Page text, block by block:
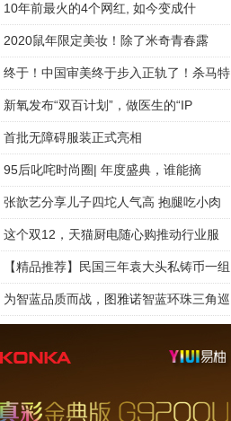
10年前最火的4个网红, 如今变成什
2020鼠年限定美妆！除了米奇青春露
终于！中国审美终于步入正轨了！杀马特
新氧发布“双百计划”，做医生的“IP
首批无障碍服装正式亮相
95后叱咤时尚圈| 年度盛典，谁能摘
张歆艺分享儿子四坨人气高 抱腿吃小肉
这个双12，天猫厨电随心购推动行业服
【精品推荐】民国三年袁大头私铸币一组
为智蓝品质而战，图雅诺智蓝环珠三角巡